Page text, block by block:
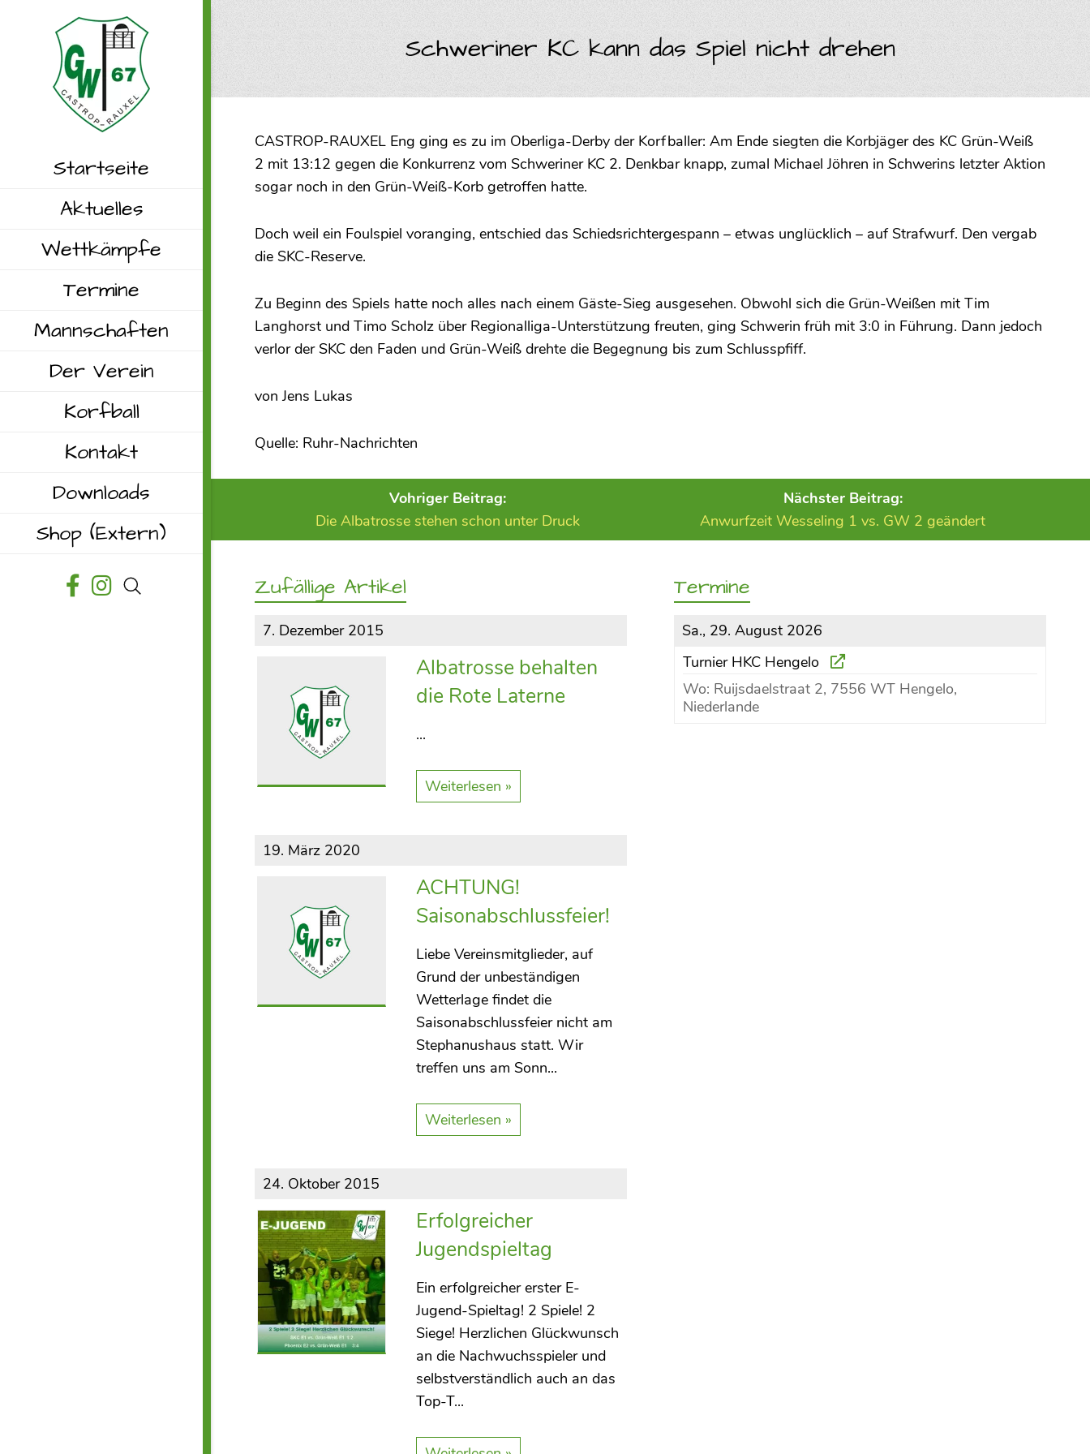
Startseite
Aktuelles
Wettkämpfe
Termine
Mannschaften
Der Verein
Korfball
Kontakt
Downloads
Shop (Extern)
Schweriner KC kann das Spiel nicht drehen
CASTROP-RAUXEL Eng ging es zu im Oberliga-Derby der Korfballer: Am Ende siegten die Korbjäger des KC Grün-Weiß
2 mit 13:12 gegen die Konkurrenz vom Schweriner KC 2. Denkbar knapp, zumal Michael Jöhren in Schwerins letzter Aktion
sogar noch in den Grün-Weiß-Korb getroffen hatte.
Doch weil ein Foulspiel voranging, entschied das Schiedsrichtergespann – etwas unglücklich – auf Strafwurf. Den vergab
die SKC-Reserve.
Zu Beginn des Spiels hatte noch alles nach einem Gäste-Sieg ausgesehen. Obwohl sich die Grün-Weißen mit Tim
Langhorst und Timo Scholz über Regionalliga-Unterstützung freuten, ging Schwerin früh mit 3:0 in Führung. Dann jedoch
verlor der SKC den Faden und Grün-Weiß drehte die Begegnung bis zum Schlusspfiff.
von Jens Lukas
Quelle: Ruhr-Nachrichten
Vohriger Beitrag:
Die Albatrosse stehen schon unter Druck
Nächster Beitrag:
Anwurfzeit Wesseling 1 vs. GW 2 geändert
Zufällige Artikel
7. Dezember 2015
Albatrosse behalten
die Rote Laterne
...
Weiterlesen »
19. März 2020
ACHTUNG!
Saisonabschlussfeier!
Liebe Vereinsmitglieder, auf
Grund der unbeständigen
Wetterlage findet die
Saisonabschlussfeier nicht am
Stephanushaus statt. Wir
treffen uns am Sonn...
Weiterlesen »
24. Oktober 2015
Erfolgreicher
Jugendspieltag
Ein erfolgreicher erster E-
Jugend-Spieltag! 2 Spiele! 2
Siege! Herzlichen Glückwunsch
an die Nachwuchsspieler und
selbstverständlich auch an das
Top-T...
Termine
Sa., 29. August 2026
Turnier HKC Hengelo
Wo: Ruijsdaelstraat 2, 7556 WT Hengelo,
Niederlande